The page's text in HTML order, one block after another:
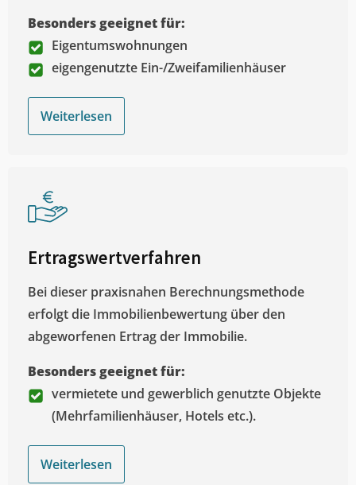
Besonders geeignet für:
Eigentumswohnungen
eigengenutzte Ein-/Zweifamilienhäuser
Weiterlesen
Ertragswertverfahren
Bei dieser praxisnahen Berechnungsmethode
erfolgt die Immobilienbewertung über den
abgeworfenen Ertrag der Immobilie.
Besonders geeignet für:
vermietete und gewerblich genutzte Objekte
(Mehrfamilienhäuser, Hotels etc.).
Weiterlesen